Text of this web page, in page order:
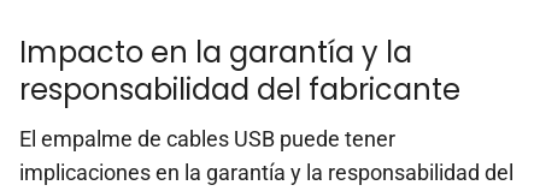
Impacto en la garantía y la
responsabilidad del fabricante
El empalme de cables USB puede tener
implicaciones en la garantía y la responsabilidad del